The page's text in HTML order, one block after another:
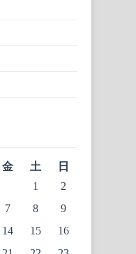
金 土
日
1
2
7 8
9
14 15
16